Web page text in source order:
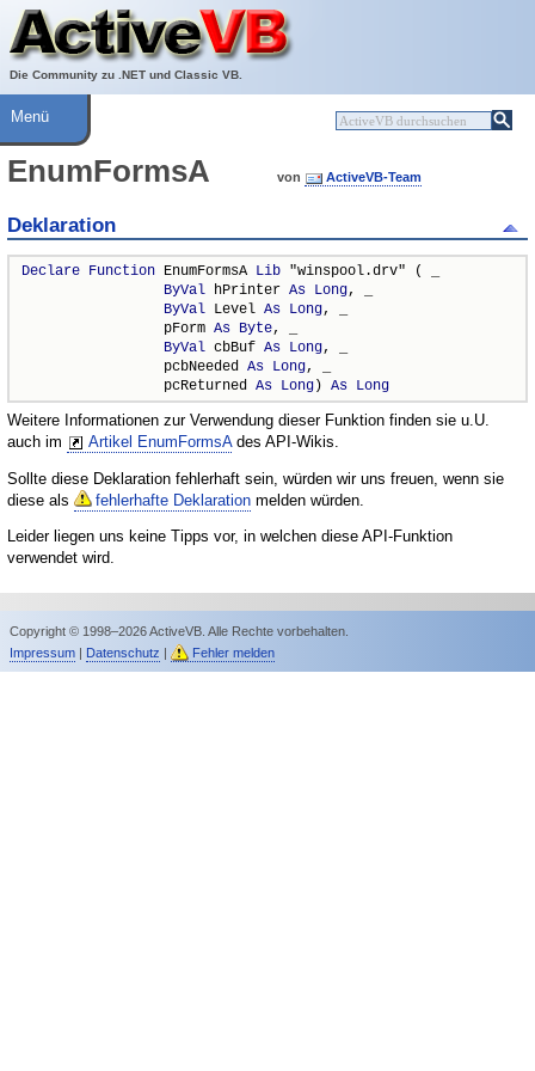
Die Community zu .NET und Classic VB.
Über ActiveVB
Hilfe
Menü
EnumFormsA von ActiveVB-Team
Deklaration
Declare Function EnumFormsA Lib "winspool.drv" ( _
ByVal hPrinter As Long, _
ByVal Level As Long, _
                 pForm
As Byte, _
ByVal cbBuf As Long, _
                 pcbNeeded
As Long, _
                 pcReturned
As Long) As Long
Weitere Informationen zur Verwendung dieser Funktion finden sie u.U.
auch im
Artikel EnumFormsAdes API-Wikis.
Sollte diese Deklaration fehlerhaft sein, würden wir uns freuen, wenn sie
diese als
fehlerhafte Deklaration melden würden.
Leider liegen uns keine Tipps vor, in welchen diese API-Funktion
verwendet wird.
Copyright © 1998–2026 ActiveVB. Alle Rechte vorbehalten.
Impressum| Datenschutz | Fehler melden